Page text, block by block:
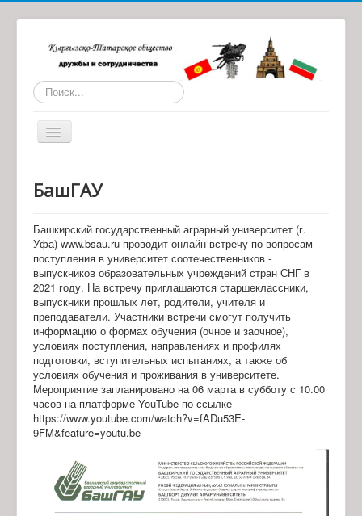
Искать...
Toggle
О нас
Статьи
Обратная связь
Наши партнеры
Архив материалов
БашГАУ
Башкирский государственный аграрный университет (г.
Уфа) www.bsau.ru проводит онлайн встречу по вопросам
поступления в университет соотечественников -
выпускников образовательных учреждений стран СНГ в
2021 году. На встречу приглашаются старшеклассники,
выпускники прошлых лет, родители, учителя и
преподаватели. Участники встречи смогут получить
информацию о формах обучения (очное и заочное),
условиях поступления, направлениях и профилях
подготовки, вступительных испытаниях, а также об
условиях обучения и проживания в университете.
Мероприятие запланировано на 06 марта в субботу с 10.00
часов на платформе YouTube по ссылке
https://www.youtube.com/watch?v=fADu53E-
9FM&feature=youtu.be